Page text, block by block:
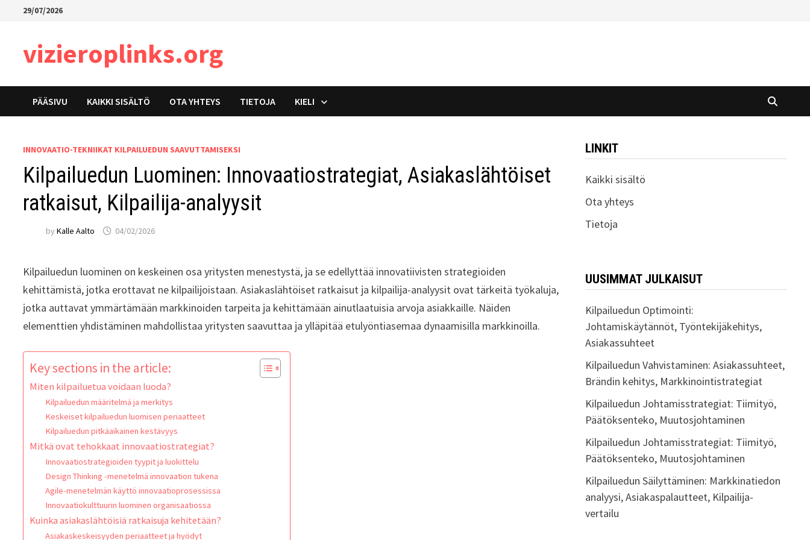
29/07/2026
vizieroplinks.org
PÄÄSIVU KAIKKI SISÄLTÖ OTA YHTEYS TIETOJA KIELI
INNOVAATIO-TEKNIIKAT KILPAILUEDUN SAAVUTTAMISEKSI
Kilpailuedun Luominen: Innovaatiostrategiat, Asiakaslähtöiset
ratkaisut, Kilpailija-analyysit
byKalle Aalto 04/02/2026
Kilpailuedun luominen on keskeinen osa yritysten menestystä, ja se edellyttää innovatiivisten strategioiden
kehittämistä, jotka erottavat ne kilpailijoistaan. Asiakaslähtöiset ratkaisut ja kilpailija-analyysit ovat tärkeitä työkaluja,
jotka auttavat ymmärtämään markkinoiden tarpeita ja kehittämään ainutlaatuisia arvoja asiakkaille. Näiden
elementtien yhdistäminen mahdollistaa yritysten saavuttaa ja ylläpitää etulyöntiasemaa dynaamisilla markkinoilla.
Key sections in the article:
Miten kilpailuetua voidaan luoda?
Kilpailuedun määritelmä ja merkitys
Keskeiset kilpailuedun luomisen periaatteet
Kilpailuedun pitkäaikainen kestävyys
Mitkä ovat tehokkaat innovaatiostrategiat?
Innovaatiostrategioiden tyypit ja luokittelu
Design Thinking -menetelmä innovaation tukena
Agile-menetelmän käyttö innovaatioprosessissa
Innovaatiokulttuurin luominen organisaatiossa
Kuinka asiakaslähtöisiä ratkaisuja kehitetään?
Asiakaskeskeisyyden periaatteet ja hyödyt
LINKIT
Kaikki sisältö
Ota yhteys
Tietoja
UUSIMMAT JULKAISUT
Kilpailuedun Optimointi:
Johtamiskäytännöt, Työntekijäkehitys,
Asiakassuhteet
Kilpailuedun Vahvistaminen: Asiakassuhteet,
Brändin kehitys, Markkinointistrategiat
Kilpailuedun Johtamisstrategiat: Tiimityö,
Päätöksenteko, Muutosjohtaminen
Kilpailuedun Johtamisstrategiat: Tiimityö,
Päätöksenteko, Muutosjohtaminen
Kilpailuedun Säilyttäminen: Markkinatiedon
analyysi, Asiakaspalautteet, Kilpailija-
vertailu